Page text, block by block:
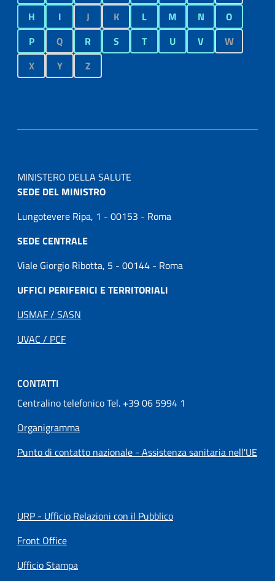
H
I J K L M N
O
P
Q R S T U V
W
X
Y Z
MINISTERO DELLA SALUTE
SEDE DEL MINISTRO
Lungotevere Ripa, 1 - 00153 - Roma
SEDE CENTRALE
Viale Giorgio Ribotta, 5 - 00144 - Roma
UFFICI PERIFERICI E TERRITORIALI
USMAF / SASN
UVAC / PCF
CONTATTI
Centralino telefonico Tel. +39 06 5994 1
Organigramma
Punto di contatto nazionale - Assistenza sanitaria nell'UE
URP - Ufficio Relazioni con il Pubblico
Front Office
Ufficio Stampa